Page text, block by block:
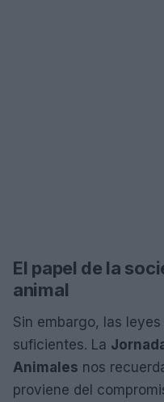
El papel de la
animal
Sin embargo, las
suficientes. La
Animales nos
proviene del